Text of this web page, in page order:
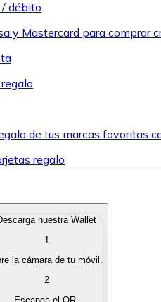
/ débito
y Mastercard para comprar
de tus marcas favoritas
regalo
con diferentes métodos
de forma rápida y
nuestra Wallet
1
la cámara de tu móvil.
2